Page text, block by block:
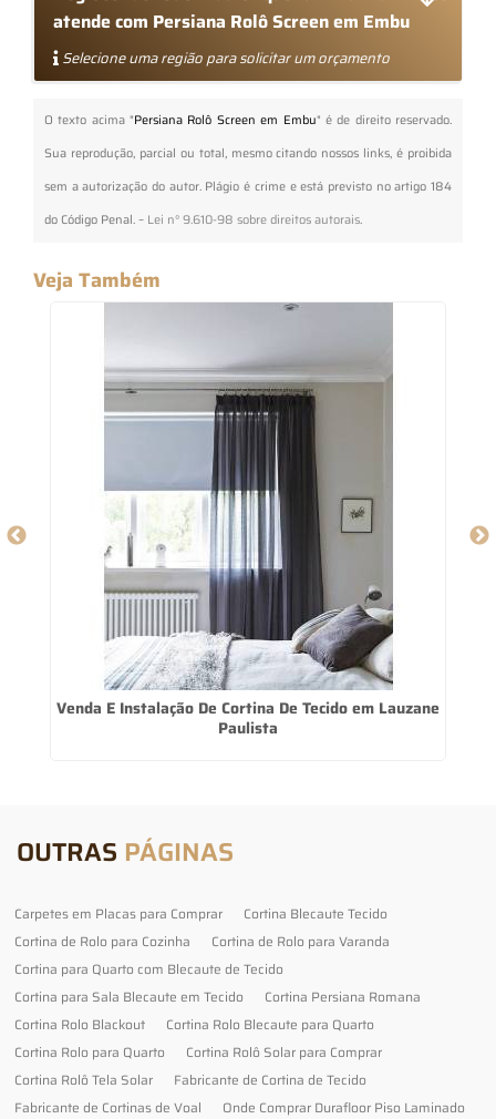
atende com Persiana Rolô Screen em Embu
Selecione uma região para solicitar um orçamento
O texto acima "Persiana Rolô Screen em Embu" é de direito reservado.
Sua reprodução, parcial ou total, mesmo citando nossos links, é proibida
sem a autorização do autor. Plágio é crime e está previsto no artigo 184
do Código Penal. – Lei n° 9.610-98 sobre direitos autorais.
Veja Também
Venda E Instalação De Cortina De Tecido em Lauzane
Paulista
OUTRAS PÁGINAS
Carpetes em Placas para Comprar
Cortina Blecaute Tecido
Cortina de Rolo para Cozinha
Cortina de Rolo para Varanda
Cortina para Quarto com Blecaute de Tecido
Cortina para Sala Blecaute em Tecido
Cortina Persiana Romana
Cortina Rolo Blackout
Cortina Rolo Blecaute para Quarto
Cortina Rolo para Quarto
Cortina Rolô Solar para Comprar
Cortina Rolô Tela Solar
Fabricante de Cortina de Tecido
Fabricante de Cortinas de Voal
Onde Comprar Durafloor Piso Laminado